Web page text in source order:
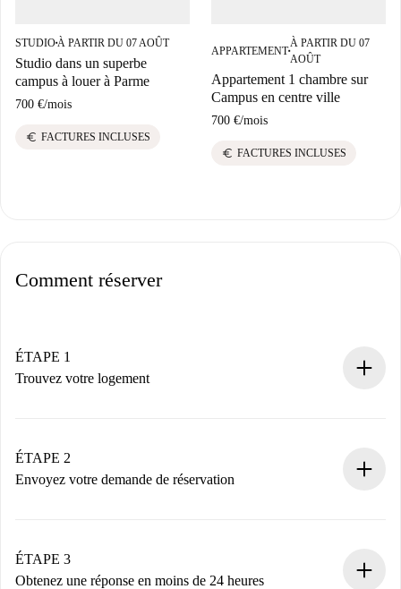
STUDIO■À PARTIR DU 07 AOÛT
Studio dans un superbe
campus à louer à Parme
700 €/mois
euro FACTURES INCLUSES
APPARTEMENT■
À PARTIR DU 07
AOÛT
Appartement 1 chambre sur
Campus en centre ville
700 €/mois
euro FACTURES INCLUSES
Comment réserver
ÉTAPE 1
Trouvez votre logement
Vous disposez à l’avance de toutes les informations
nécessaires.
ÉTAPE 2
Envoyez votre demande de réservation
Nous ne vous facturerons rien tant que le propriétaire
n’aura pas accepté.
ÉTAPE 3
Obtenez une réponse en moins de 24 heures